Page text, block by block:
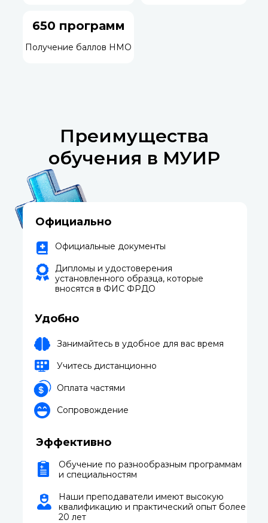
Получение баллов НМО
650 программ
Преимущества
обучения в МУИР
Официальные документы
Оплата частями
Сопровождение
Обучение по разнообразным программам
и специальностям
Занимайтесь в удобное для вас время
Дипломы и удостоверения
установленного образца, которые
вносятся в ФИС ФРДО
Официально
Удобно
Эффективно
Учитесь дистанционно
Наши преподаватели имеют высокую
квалификацию и практический опыт более
20 лет